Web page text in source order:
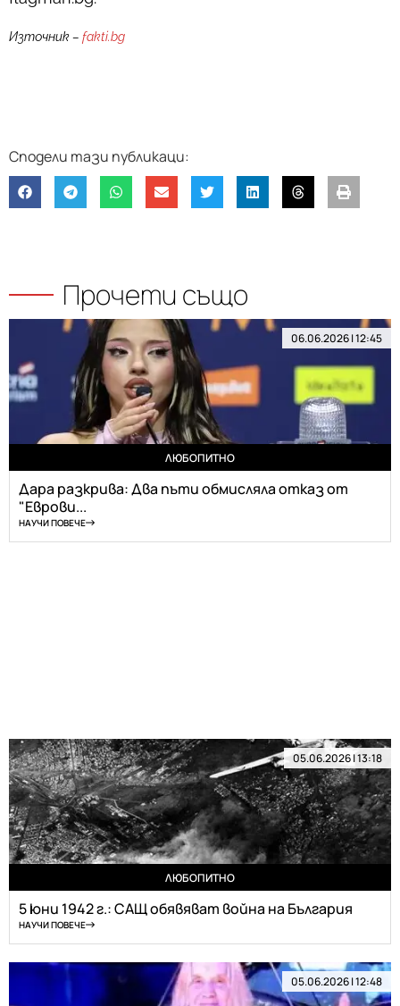
Източник – fakti.bg
Прочети също
06.06.2026 | 12:45
ЛЮБОПИТНО
Дара разкрива: Два пъти обмисляла отказ от
"Еврови...
НАУЧИ ПОВЕЧЕ
05.06.2026 | 13:18
ЛЮБОПИТНО
5 юни 1942 г.: САЩ обявяват война на България
НАУЧИ ПОВЕЧЕ
05.06.2026 | 12:48